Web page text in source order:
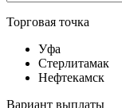
Торговая точка
Уфа
Стерлитамак
Нефтекамск
Вариант выплаты